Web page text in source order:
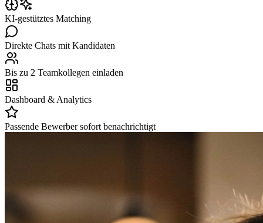
KI-gestütztes Matching
Direkte Chats mit Kandidaten
Bis zu 2 Teamkollegen einladen
Dashboard & Analytics
Passende Bewerber sofort benachrichtigt